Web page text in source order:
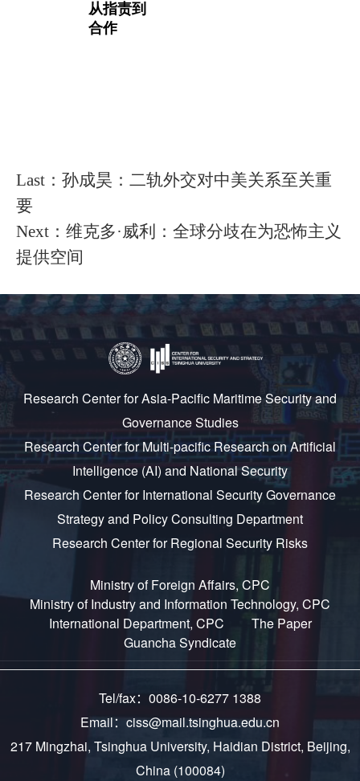
从指责到
合作
Last：孙成昊：二轨外交对中美关系至关重
要
Next：维克多·威利：全球分歧在为恐怖主义
提供空间
Research Center for Asia-Pacific Maritime Security and
Governance Studies
Research Center for Multi-pacific Research on Artificial
Intelligence (AI) and National Security
Research Center for International Security Governance
Strategy and Policy Consulting Department
Research Center for Regional Security Risks
Ministry of Foreign Affairs, CPC
Ministry of Industry and Information Technology, CPC
International Department, CPC
The Paper
Guancha Syndicate
Tel/fax：0086-10-6277 1388
Email：ciss@mail.tsinghua.edu.cn
217 Mingzhai, Tsinghua University, Haidian District, Beijing,
China (100084)